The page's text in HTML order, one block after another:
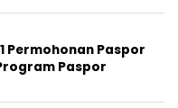
Permohonan Paspor
Paspor